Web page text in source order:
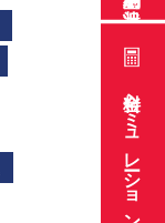
料金シミュレーション